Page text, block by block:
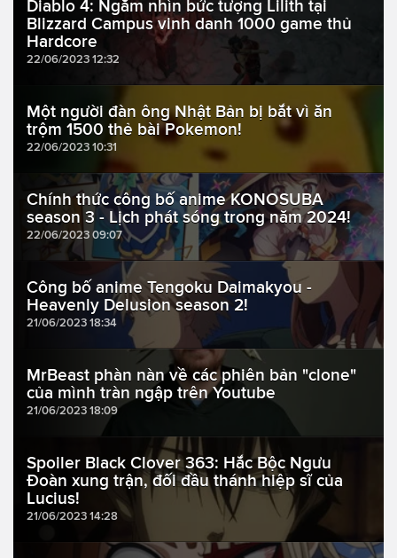
Diablo 4: Ngắm nhìn bức tượng Lilith tại
Blizzard Campus vinh danh 1000 game thủ
Hardcore
22/06/2023 12:32
Một người đàn ông Nhật Bản bị bắt vì ăn
trộm 1500 thẻ bài Pokemon!
22/06/2023 10:31
Chính thức công bố anime KONOSUBA
season 3 - Lịch phát sóng trong năm 2024!
22/06/2023 09:07
Công bố anime Tengoku Daimakyou -
Heavenly Delusion season 2!
21/06/2023 18:34
MrBeast phàn nàn về các phiên bản "clone"
của mình tràn ngập trên Youtube
21/06/2023 18:09
Spoiler Black Clover 363: Hắc Bộc Ngưu
Đoàn xung trận, đối đầu thánh hiệp sĩ của
Lucius!
21/06/2023 14:28